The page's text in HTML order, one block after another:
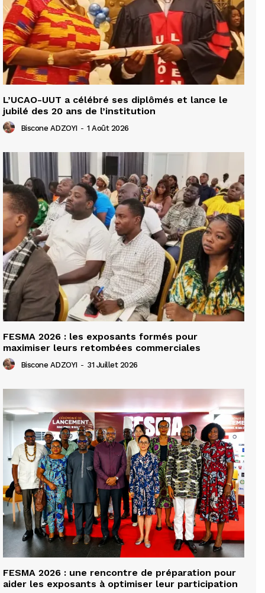
L’UCAO-UUT a célébré ses diplômés et lance le
jubilé des 20 ans de l’institution
Biscone ADZOYI - 1 Août 2026
FESMA 2026 : les exposants formés pour
maximiser leurs retombées commerciales
Biscone ADZOYI - 31 Juillet 2026
FESMA 2026 : une rencontre de préparation pour
aider les exposants à optimiser leur participation